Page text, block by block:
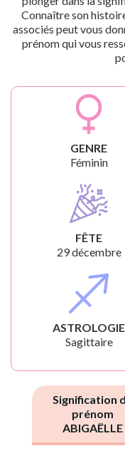
Connaître son
associés peut vous
prénom qui vous
GENRE
Féminin
FÊTE
29 décembre
ASTROLOGIE
Sagittaire
Signification
prénom
ABIGAËLLE